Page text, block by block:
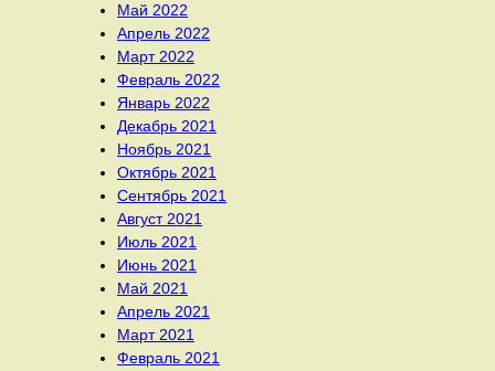
Май 2022
Апрель 2022
Март 2022
Февраль 2022
Январь 2022
Декабрь 2021
Ноябрь 2021
Октябрь 2021
Сентябрь 2021
Август 2021
Июль 2021
Июнь 2021
Май 2021
Апрель 2021
Март 2021
Февраль 2021